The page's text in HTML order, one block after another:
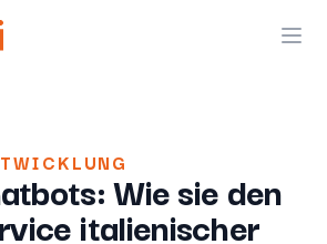
Wie sie den
italienischer